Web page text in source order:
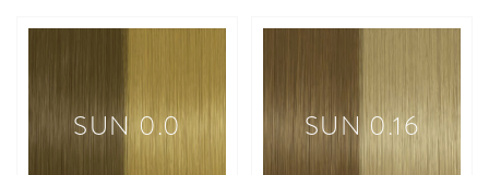
SUN 0.0 SUN 0.16